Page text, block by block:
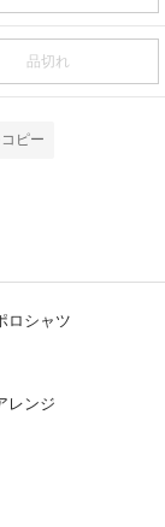
品切れ
ピー
ロシャツ
レンジ